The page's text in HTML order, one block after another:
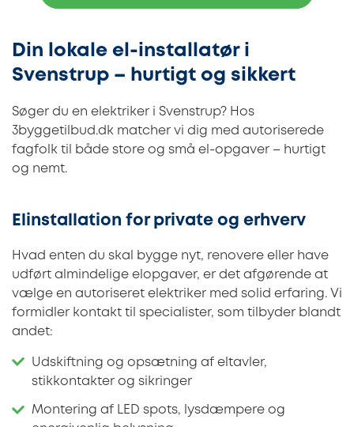
Din lokale el-installatør i
Svenstrup – hurtigt og sikkert
Søger du en elektriker i Svenstrup? Hos
3byggetilbud.dk matcher vi dig med autoriserede
fagfolk til både store og små el-opgaver – hurtigt
og nemt.
Elinstallation for private og erhverv
Hvad enten du skal bygge nyt, renovere eller have
udført almindelige elopgaver, er det afgørende at
vælge en autoriseret elektriker med solid erfaring. Vi
formidler kontakt til specialister, som tilbyder blandt
andet:
Udskiftning og opsætning af eltavler,
stikkontakter og sikringer
Montering af LED spots, lysdæmpere og